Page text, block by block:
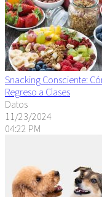
Snacking Consciente:
Regreso a Clases
Datos
11/23/2024
04:22 PM